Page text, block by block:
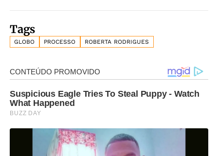
Tags
GLOBO PROCESSO ROBERTA RODRIGUES